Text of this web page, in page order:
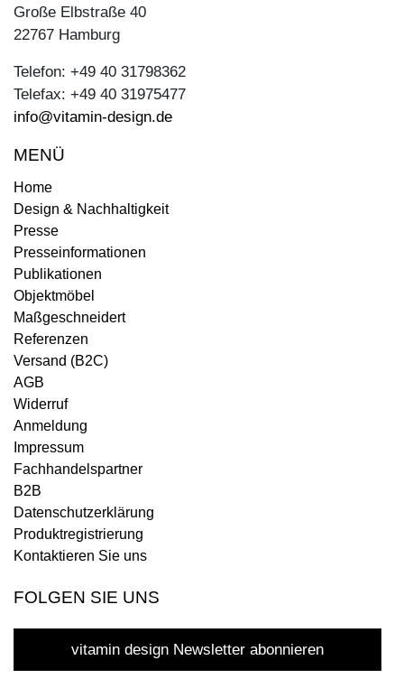
Große Elbstraße 40
22767 Hamburg
Telefon: +49 40 31798362
Telefax: +49 40 31975477
info@vitamin-design.de
MENÜ
Home
Design & Nachhaltigkeit
Presse
Presseinformationen
Publikationen
Objektmöbel
Maßgeschneidert
Referenzen
Versand (B2C)
AGB
Widerruf
Anmeldung
Impressum
Fachhandelspartner
B2B
Datenschutzerklärung
Produktregistrierung
Kontaktieren Sie uns
FOLGEN SIE UNS
vitamin design Newsletter abonnieren